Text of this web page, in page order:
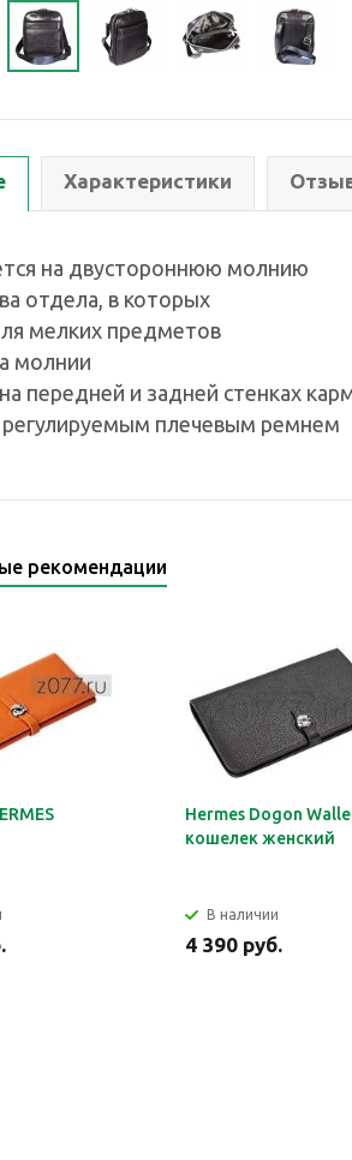
Характеристики
на двустороннюю молнию
отдела, в которых
мелких предметов
молнии
передней и задней стенках
плечевым ремнем
рекомендации
Hermes Dogon
кошелек женский
В наличии
4 390 руб.